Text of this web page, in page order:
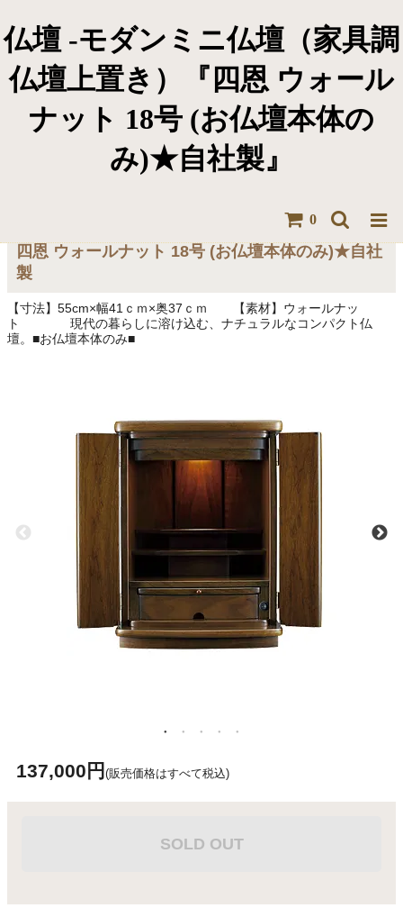
仏壇 -モダンミニ仏壇（家具調
仏壇上置き）『四恩 ウォール
ナット 18号 (お仏壇本体の
み)★自社製』
0
四恩 ウォールナット 18号 (お仏壇本体のみ)★自社
製
【寸法】55cm×幅41ｃｍ×奥37ｃｍ 【素材】ウォールナッ
ト 現代の暮らしに溶け込む、ナチュラルなコンパクト仏
壇。■お仏壇本体のみ■
137,000円 (販売価格はすべて税込)
SOLD OUT